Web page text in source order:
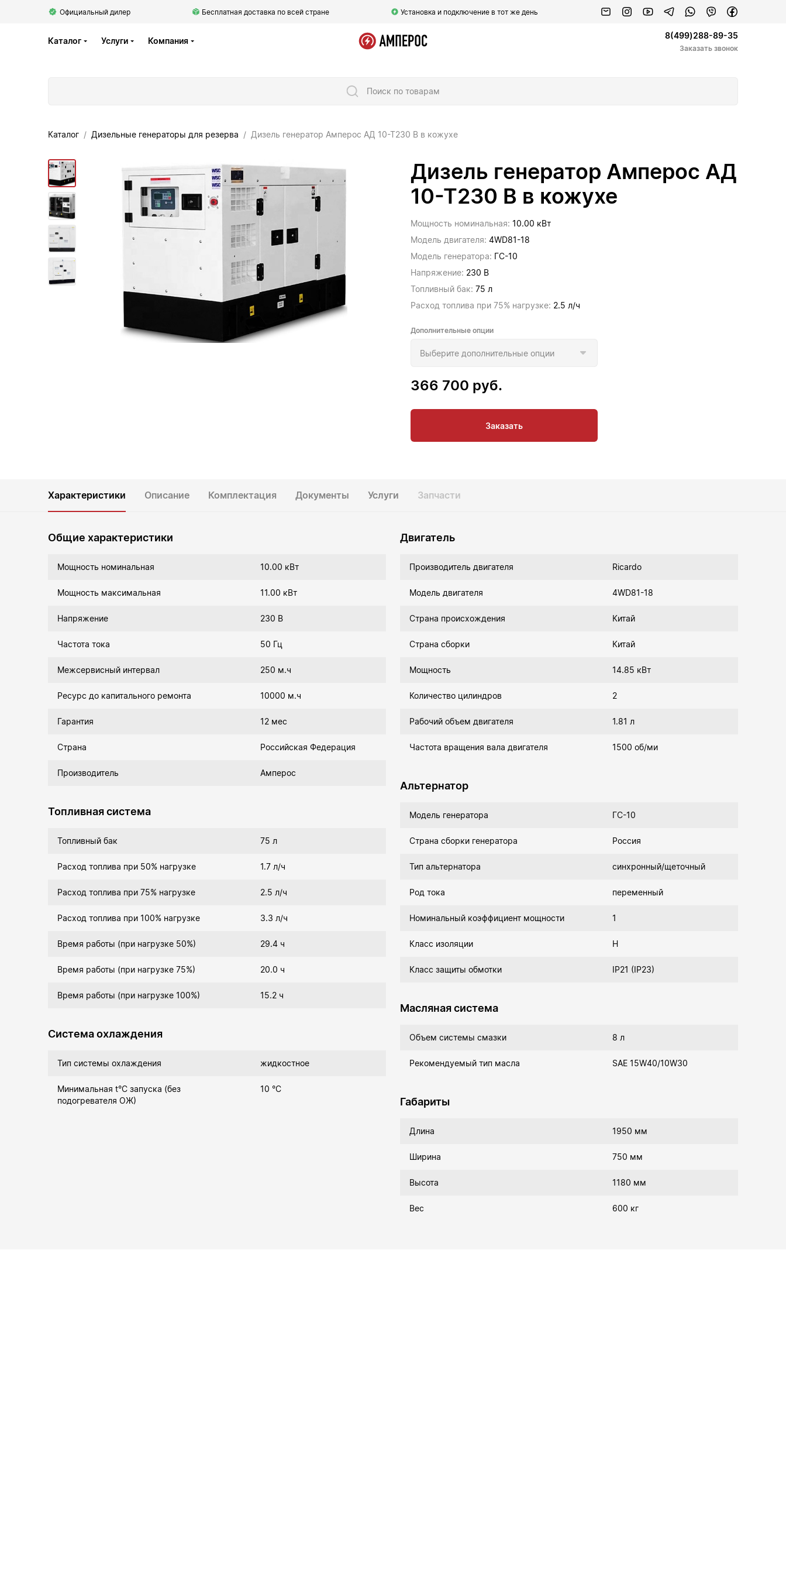
Официальный дилер Бесплатная доставка по всей стране Установка и подключение в тот же день
Каталог Услуги Компания
8(499)288-89-35
Заказать звонок
Поиск по товарам
Каталог Дизельные генераторы для резерва Дизель генератор Амперос АД 10-Т230 B в кожухе
Дизель генератор Амперос АД
10-Т230 B в кожухе
Мощность номинальная: 10.00 кВт
Модель двигателя: 4WD81-18
Модель генератора: ГС-10
Напряжение: 230 В
Топливный бак: 75 л
Расход топлива при 75% нагрузке: 2.5 л/ч
Дополнительные опции
366 700 руб.
Заказать
Характеристики Описание Комплектация Документы Услуги Запчасти
Общие характеристики
Мощность номинальная 10.00 кВт
Мощность максимальная 11.00 кВт
Напряжение 230 В
Частота тока 50 Гц
Межсервисный интервал 250 м.ч
Ресурс до капитального ремонта 10000 м.ч
Гарантия 12 мес
Страна Российская Федерация
Производитель Амперос
Двигатель
Производитель двигателя Ricardo
Модель двигателя 4WD81-18
Страна происхождения Китай
Страна сборки Китай
Мощность 14.85 кВт
Количество цилиндров 2
Рабочий объем двигателя 1.81 л
Частота вращения вала двигателя 1500 об/ми
Альтернатор
Модель генератора ГС-10
Страна сборки генератора Россия
Тип альтернатора синхронный/щеточный
Род тока переменный
Номинальный коэффициент мощности 1
Класс изоляции Н
Класс защиты обмотки IP21 (IP23)
Топливная система
Топливный бак 75 л
Расход топлива при 50% нагрузке 1.7 л/ч
Расход топлива при 75% нагрузке 2.5 л/ч
Расход топлива при 100% нагрузке 3.3 л/ч
Время работы (при нагрузке 50%) 29.4 ч
Время работы (при нагрузке 75%) 20.0 ч
Время работы (при нагрузке 100%) 15.2 ч
Масляная система
Объем системы смазки 8 л
Рекомендуемый тип масла SAE 15W40/10W30
Система охлаждения
Тип системы охлаждения жидкостное
Минимальная t°С запуска (без
подогревателя ОЖ)
10 °C
Габариты
Длина 1950 мм
Ширина 750 мм
Высота 1180 мм
Вес 600 кг